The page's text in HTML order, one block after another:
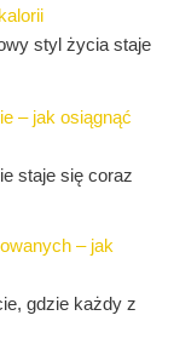
styl życia staje
– jak osiągnąć
staje się coraz
– jak
gdzie każdy z